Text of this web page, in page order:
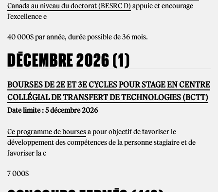
Canada au niveau du doctorat (BESRC D) appuie et encourage
l'excellence e
40 000$ par année, durée possible de 36 mois.
DÉCEMBRE 2026 (1)
BOURSES DE 2E ET 3E CYCLES POUR STAGE EN CENTRE
COLLÉGIAL DE TRANSFERT DE TECHNOLOGIES (BCTT)
Date limite : 5 décembre 2026
Ce programme de boursesa pour objectif de favoriser le
développement des compétences de la personne stagiaire et de
favoriser la c
7 000$